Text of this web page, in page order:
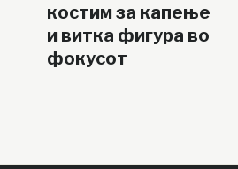
костим за капење
и витка фигура во
фокусот